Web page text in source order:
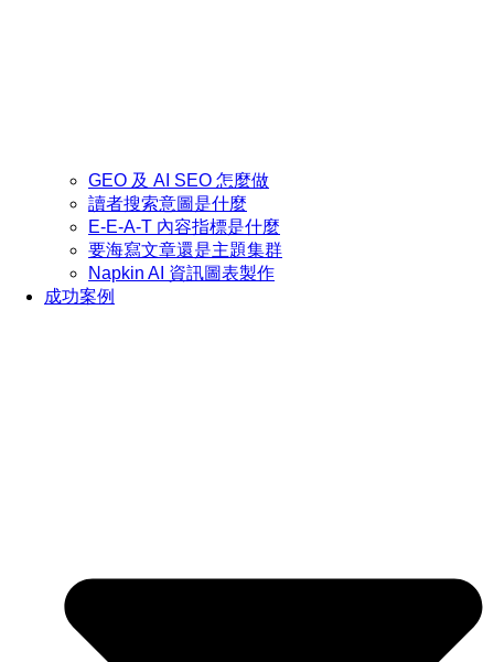
GEO 及 AI SEO 怎麼做
讀者搜索意圖是什麼
E-E-A-T 內容指標是什麼
要海寫文章還是主題集群
Napkin AI 資訊圖表製作
成功案例